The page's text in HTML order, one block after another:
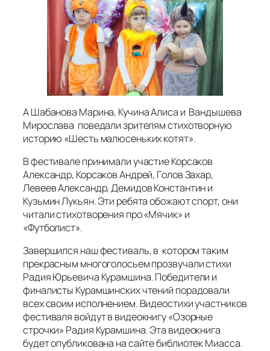
А Шабанова Марина, Кучина Алиса и Вандышева
Мирослава поведали зрителям стихотворную
историю «Шесть малюсеньких котят».
В фестивале принимали участие Корсаков
Александр, Корсаков Андрей, Голов Захар,
Левеев Александр, Демидов Константин и
Кузьмин Лукьян. Эти ребята обожают спорт, они
читали стихотворения про «Мячик» и
«Футболист».
Завершился наш фестиваль, в котором таким
прекрасным многоголосьем прозвучали стихи
Радия Юрьевича Курамшина. Победители и
финалисты Курамшинских чтений порадовали
всех своим исполнением. Видеостихи участников
фестиваля войдут в видеокнигу «Озорные
строчки» Радия Курамшина. Эта видеокнига
будет опубликована на сайте библиотек Миасса.